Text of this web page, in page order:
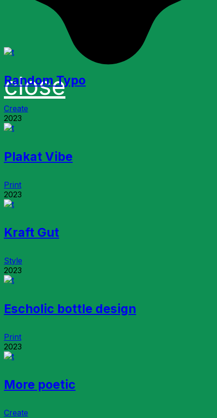
close
Random Typo
Create
2023
Plakat Vibe
Print
2023
Kraft Gut
Style
2023
Escholic bottle design
Print
2023
More poetic
Create